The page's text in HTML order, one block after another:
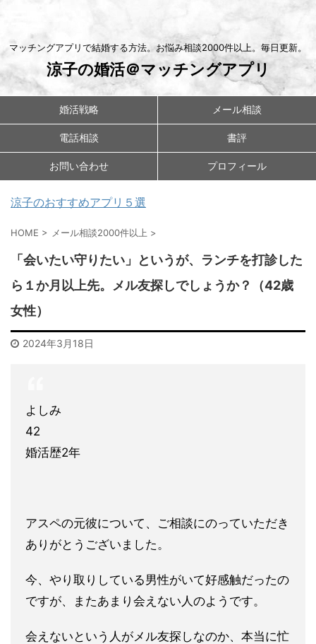
マッチングアプリで結婚する方法。お悩み相談2000件以上。毎日更新。
涼子の婚活＠マッチングアプリ
婚活戦略 メール相談
電話相談 書評
お問い合わせ プロフィール
涼子のおすすめアプリ５選
HOME > メール相談2000件以上 >
「会いたい守りたい」というが、ランチを打診した
ら１か月以上先。メル友探しでしょうか？（42歳
女性）
2024年3月18日
よしみ
42
婚活歴2年
アスペの元彼について、ご相談にのっていただき
ありがとうござい ました。
今、やり取りしている男性がいて好感触だったの
ですが、またあま り会えない人のようです。
会えないという人がメル友探しなのか、本当に忙